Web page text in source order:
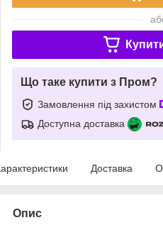
Що таке купити з Пром?
Замовлення під захистом
Доступна доставка
Доставка
Опис